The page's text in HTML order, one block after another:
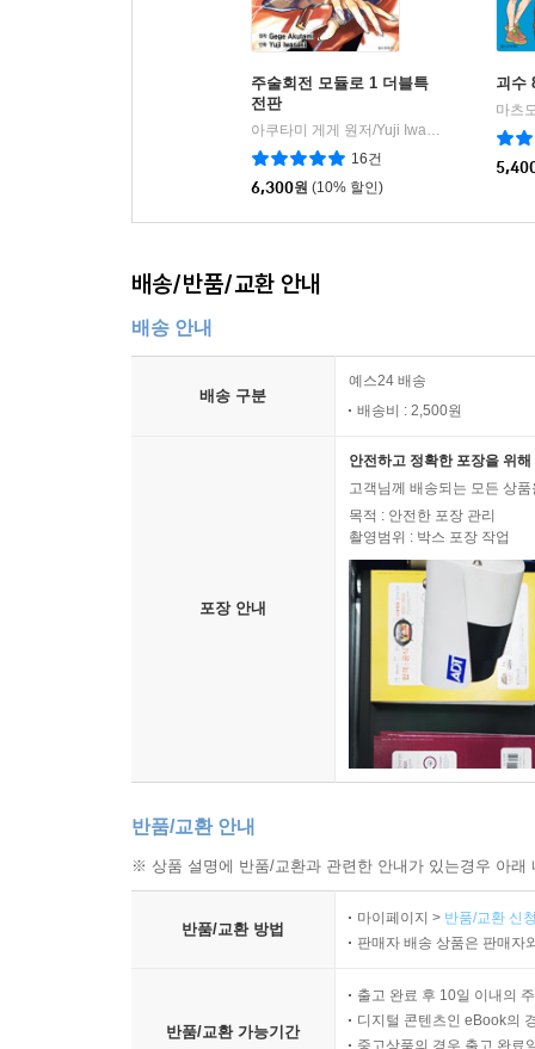
주술회전 모듈로 1 더블특
전판
아쿠타미 게게 원저/Yuji Iwasaki 글그림/이정운 역
16건
6,300원 (10% 할인)
괴수
배송/반품/교환 안내
배송 안내
배송 구분
예스24 배송
배송비 : 2,500원
포장 안내
안전하고 정확한 포장을 위
고객님께 배송되는 모든 상
목적 : 안전한 포장 관리
촬영범위 : 박스 포장 작업
반품/교환 안내
※ 상품 설명에 반품/교환과 관련한 안내가 있는경우 아
반품/교환 방법
마이페이지 > 반품/교환 신
판매자 배송 상품은 판매자
반품/교환 가능기간
출고 완료 후 10일 이내의
디지털 콘텐츠인 eBook의